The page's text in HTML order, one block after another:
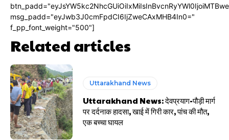
msg_padd="eyJwb3J0cmFpdCI6IjZweCAxMHB4In0="
f_pp_font_weight="500"]
Related articles
Uttarakhand News
Uttarakhand News: देवप्रयाग-पौड़ी मार्ग
पर दर्दनाक हादसा, खाई में गिरी कार, पांच की मौत,
एक बच्चा घायल